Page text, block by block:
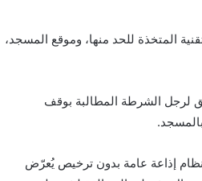
المتخذة للحد منها، وموقع المسجد،
لرجل الشرطة المطالبة بوقف
نظام إذاعة عامة بدون ترخيص يُعرّض